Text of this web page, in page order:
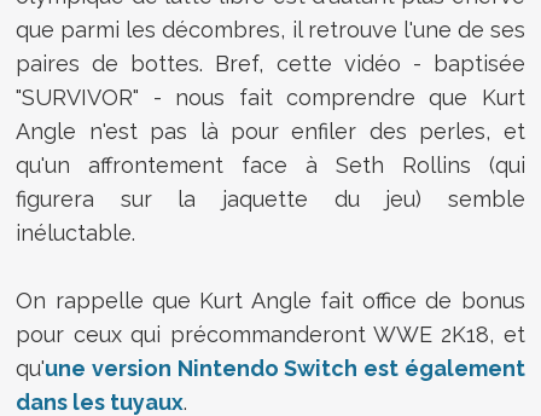
que parmi les décombres, il retrouve l'une de ses
paires de bottes. Bref, cette vidéo - baptisée
"SURVIVOR" - nous fait comprendre que Kurt
Angle n'est pas là pour enfiler des perles, et
qu'un affrontement face à Seth Rollins (qui
figurera sur la jaquette du jeu) semble
inéluctable.
On rappelle que Kurt Angle fait office de bonus
pour ceux qui précommanderont WWE 2K18, et
qu'une version Nintendo Switch est également
dans les tuyaux.